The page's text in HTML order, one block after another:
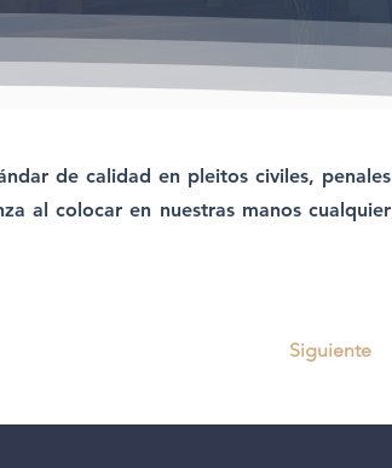
de calidad en pleitos civiles, penales
al colocar en nuestras manos cualquier
Siguiente